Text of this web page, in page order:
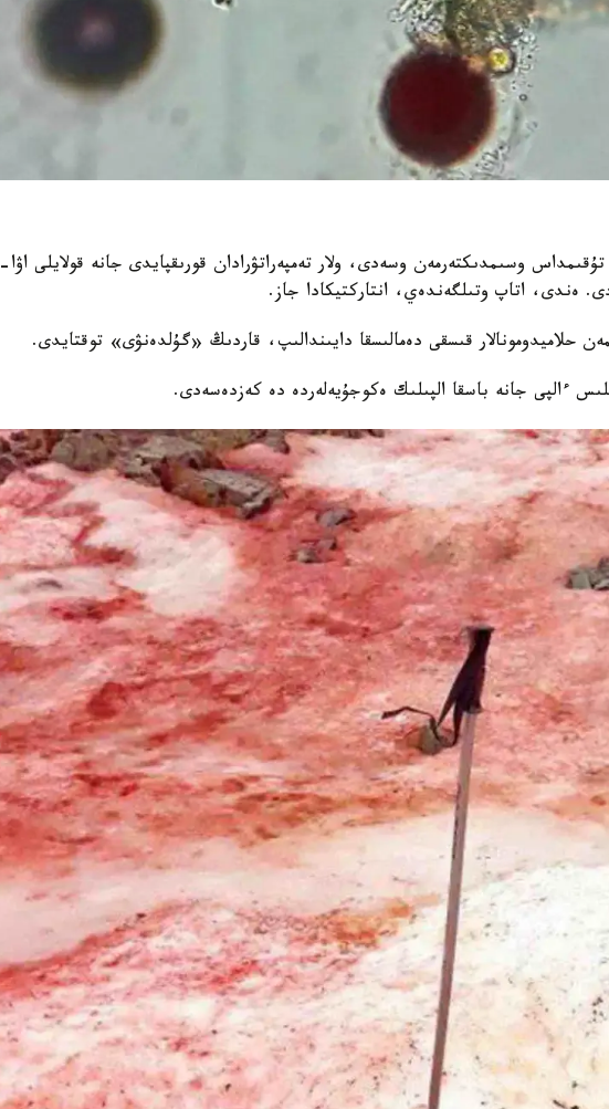
Chlamydomonas nivalis تۇقىمداس وسىمدىكتەرمەن وسەدى، ولار تەمپەراتۋرادان قورىقپايدى جانە قولايلى اۋا-
ەندى، اتاپ وتىلگەندەي، انتاركتيكادا جاز.
حلاميدومونالار قىسقى دەمالىسقا دايىندالىپ، قاردىڭ «گۇلدەنۋى» توقتايدى.
ءالپى جانە باسقا الپىلىك ەكوجۇيەلەردە دە كەزدەسەدى.